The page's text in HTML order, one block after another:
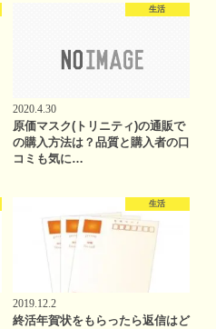
生活
2020.4.30
原価マスク(トリニティ)の通販で
の購入方法は？品質と購入者の口
コミも気に…
生活
2019.12.2
終活年賀状をもらったら返信はど